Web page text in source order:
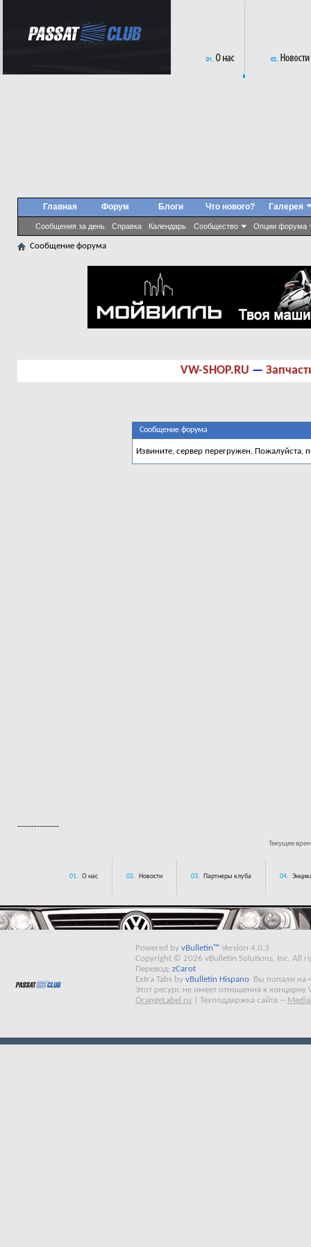
Главная Форум
Сообщения за день Справка Календарь Сообщество Опции форума
Блоги Что нового? Галерея
Сообщение форума
VW-SHOP.RU —
Сообщение форума
Извините, сервер перегружен. Пожалуйста,
---------------
Текущее
01. О нас 02. Новости 03. Партнеры клуба 04.
Powered by vBulletin™ Version 4.0.3
Copyright © 2026 vBulletin Solutions, Inc. All
Перевод: zCarot
Extra Tabs by vBulletin Hispano
Вы попали на
Этот ресурс не имеет отношения к концерну
OrangeLabel.ru
Техподдержка сайта --